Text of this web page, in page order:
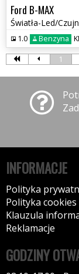
Ford B-MAX
1.0 Benzyna
1
INFORMACJE
Polityka
Polityka cookies
Klauzula
Reklamacje
GODZINY